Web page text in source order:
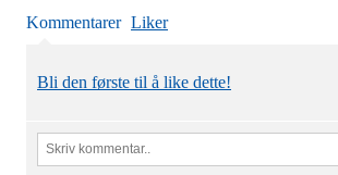
Kommentarer Liker
Bli den første til å like dette!